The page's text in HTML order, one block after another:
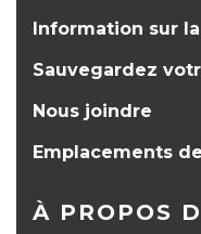
Information sur
Sauvegardez
Nous joindre
Emplacements
À PROPOS